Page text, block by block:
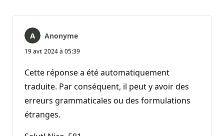
Anonyme
19 avr. 2024 à 05:39
Cette réponse a été automatiquement
traduite. Par conséquent, il peut y avoir des
erreurs grammaticales ou des formulations
étranges.